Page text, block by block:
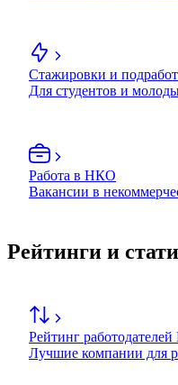
Стажировки и
Для студентов и
Работа в НКО
Вакансии в
Рейтинги и
Рейтинг работодателей
Лучшие компании для